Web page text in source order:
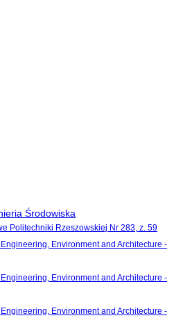
Środowiska
Politechniki Rzeszowskiej Nr 283, z. 59
Environment and Architecture -
Environment and Architecture -
Environment and Architecture -